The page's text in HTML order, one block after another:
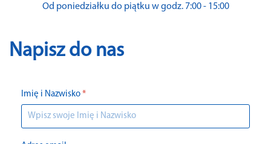
Od poniedziałku do piątku w godz. 7:00 - 15:00
Napisz do nas
Imię i Nazwisko *